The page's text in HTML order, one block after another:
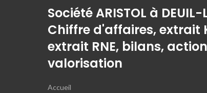
Société ARISTOL à
Chiffre d'affaires, extrait
extrait RNE, bilans,
valorisation
Accueil